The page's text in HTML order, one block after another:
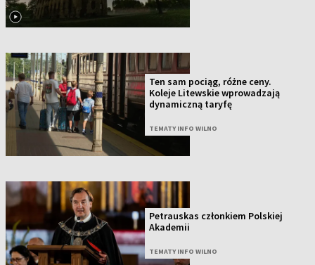
Ten sam pociąg, różne ceny.
Koleje Litewskie wprowadzają
dynamiczną taryfę
TEMATY INFO WILNO
Petrauskas członkiem Polskiej
Akademii
TEMATY INFO WILNO